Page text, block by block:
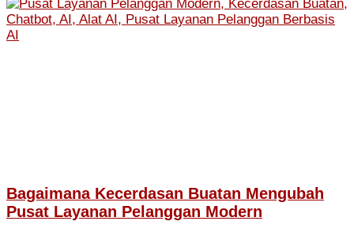
Bagaimana Kecerdasan Buatan Mengubah
Pusat Layanan Pelanggan Modern